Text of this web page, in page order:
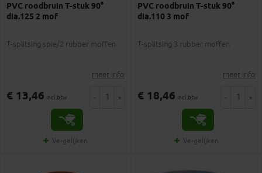
PVC roodbruin T-stuk 90°
dia.125 2 mof
T-splitsing spie/2 rubber moffen
meer info
€ 13,46 incl.btw - +
Vergelijken
PVC roodbruin T-stuk 90°
dia.110 3 mof
T-splitsing 3 rubber moffen
meer info
€ 18,46 incl.btw - +
Vergelijken